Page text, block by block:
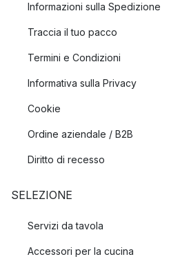
Informazioni sulla Spedizione
Traccia il tuo pacco
Termini e Condizioni
Informativa sulla Privacy
Cookie
Ordine aziendale / B2B
Diritto di recesso
SELEZIONE
Servizi da tavola
Accessori per la cucina